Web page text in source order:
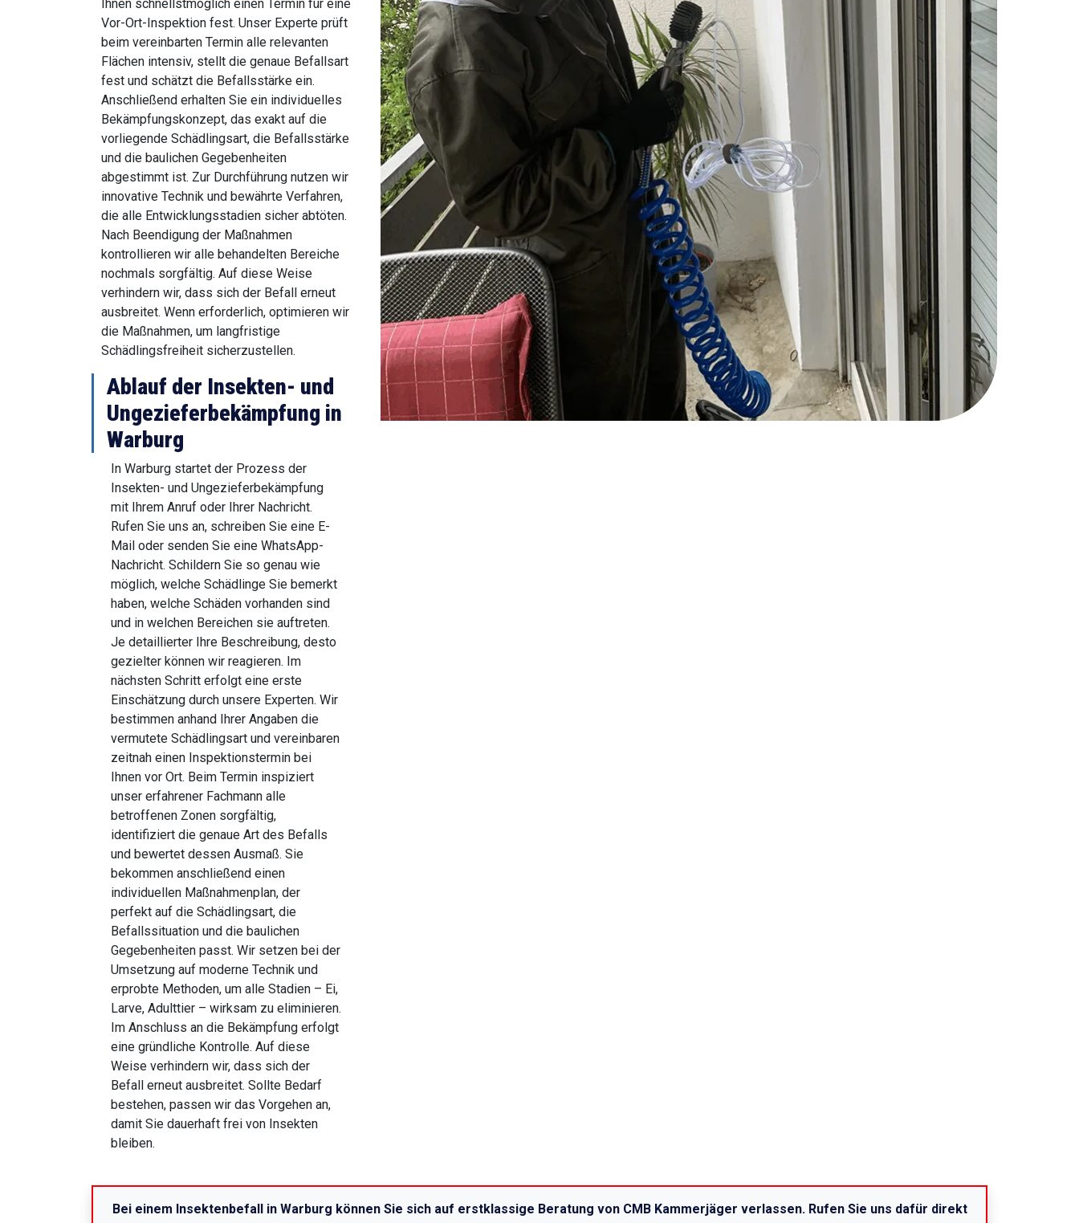
Ihnen schnellstmöglich einen Termin für eine
Vor-Ort-Inspektion fest. Unser Experte prüft
beim vereinbarten Termin alle relevanten
Flächen intensiv, stellt die genaue Befallsart
fest und schätzt die Befallsstärke ein.
Anschließend erhalten Sie ein individuelles
Bekämpfungskonzept, das exakt auf die
vorliegende Schädlingsart, die Befallsstärke
und die baulichen Gegebenheiten
abgestimmt ist. Zur Durchführung nutzen wir
innovative Technik und bewährte Verfahren,
die alle Entwicklungsstadien sicher abtöten.
Nach Beendigung der Maßnahmen
kontrollieren wir alle behandelten Bereiche
nochmals sorgfältig. Auf diese Weise
verhindern wir, dass sich der Befall erneut
ausbreitet. Wenn erforderlich, optimieren wir
die Maßnahmen, um langfristige
Schädlingsfreiheit sicherzustellen.
Ablauf der Insekten- und
Ungezieferbekämpfung in
Warburg
In Warburg startet der Prozess der
Insekten- und Ungezieferbekämpfung
mit Ihrem Anruf oder Ihrer Nachricht.
Rufen Sie uns an, schreiben Sie eine E-
Mail oder senden Sie eine WhatsApp-
Nachricht. Schildern Sie so genau wie
möglich, welche Schädlinge Sie bemerkt
haben, welche Schäden vorhanden sind
und in welchen Bereichen sie auftreten.
Je detaillierter Ihre Beschreibung, desto
gezielter können wir reagieren. Im
nächsten Schritt erfolgt eine erste
Einschätzung durch unsere Experten. Wir
bestimmen anhand Ihrer Angaben die
vermutete Schädlingsart und vereinbaren
zeitnah einen Inspektionstermin bei
Ihnen vor Ort. Beim Termin inspiziert
unser erfahrener Fachmann alle
betroffenen Zonen sorgfältig,
identifiziert die genaue Art des Befalls
und bewertet dessen Ausmaß. Sie
bekommen anschließend einen
individuellen Maßnahmenplan, der
perfekt auf die Schädlingsart, die
Befallssituation und die baulichen
Gegebenheiten passt. Wir setzen bei der
Umsetzung auf moderne Technik und
erprobte Methoden, um alle Stadien – Ei,
Larve, Adulttier – wirksam zu eliminieren.
Im Anschluss an die Bekämpfung erfolgt
eine gründliche Kontrolle. Auf diese
Weise verhindern wir, dass sich der
Befall erneut ausbreitet. Sollte Bedarf
bestehen, passen wir das Vorgehen an,
damit Sie dauerhaft frei von Insekten
bleiben.
Bei einem Insektenbefall in Warburg können Sie sich auf erstklassige Beratung von CMB Kammerjäger verlassen. Rufen Sie uns dafür direkt